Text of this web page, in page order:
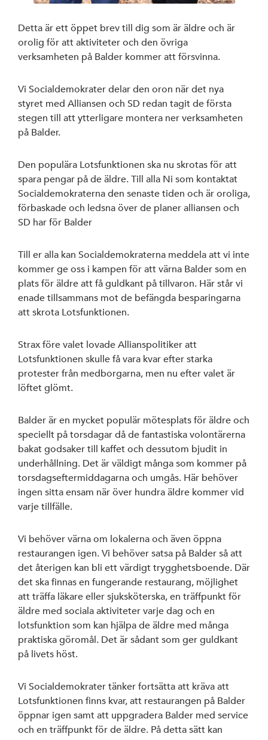
Detta är ett öppet brev till dig som är äldre och är
orolig för att aktiviteter och den övriga
verksamheten på Balder kommer att försvinna.
Vi Socialdemokrater delar den oron när det nya
styret med Alliansen och SD redan tagit de första
stegen till att ytterligare montera ner verksamheten
på Balder.
Den populära Lotsfunktionen ska nu skrotas för att
spara pengar på de äldre. Till alla Ni som kontaktat
Socialdemokraterna den senaste tiden och är oroliga,
förbaskade och ledsna över de planer alliansen och
SD har för Balder
Till er alla kan Socialdemokraterna meddela att vi inte
kommer ge oss i kampen för att värna Balder som en
plats för äldre att få guldkant på tillvaron. Här står vi
enade tillsammans mot de befängda besparingarna
att skrota Lotsfunktionen.
Strax före valet lovade Allianspolitiker att
Lotsfunktionen skulle få vara kvar efter starka
protester från medborgarna, men nu efter valet är
löftet glömt.
Balder är en mycket populär mötesplats för äldre och
speciellt på torsdagar då de fantastiska volontärerna
bakat godsaker till kaffet och dessutom bjudit in
underhållning. Det är väldigt många som kommer på
torsdagseftermiddagarna och umgås. Här behöver
ingen sitta ensam när över hundra äldre kommer vid
varje tillfälle.
Vi behöver värna om lokalerna och även öppna
restaurangen igen. Vi behöver satsa på Balder så att
det återigen kan bli ett värdigt trygghetsboende. Där
det ska finnas en fungerande restaurang, möjlighet
att träffa läkare eller sjuksköterska, en träffpunkt för
äldre med sociala aktiviteter varje dag och en
lotsfunktion som kan hjälpa de äldre med många
praktiska göromål. Det är sådant som ger guldkant
på livets höst.
Vi Socialdemokrater tänker fortsätta att kräva att
Lotsfunktionen finns kvar, att restaurangen på Balder
öppnar igen samt att uppgradera Balder med service
och en träffpunkt för de äldre. På detta sätt kan